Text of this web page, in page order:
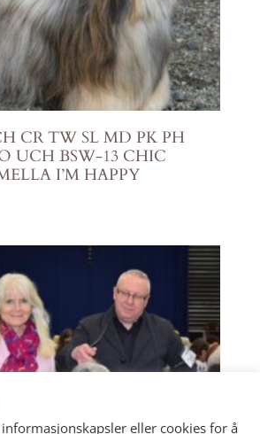
CR TW SL MD PK PH
UCH BSW-13 CHIC
I’M HAPPY
eller cookies for å